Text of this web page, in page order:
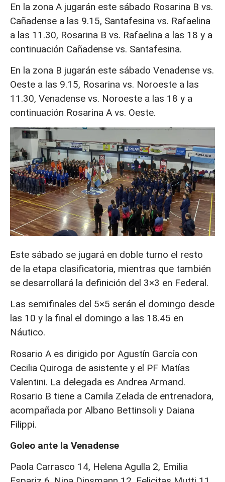
En la zona A jugarán este sábado Rosarina B vs.
Cañadense a las 9.15, Santafesina vs. Rafaelina
a las 11.30, Rosarina B vs. Rafaelina a las 18 y a
continuación Cañadense vs. Santafesina.
En la zona B jugarán este sábado Venadense vs.
Oeste a las 9.15, Rosarina vs. Noroeste a las
11.30, Venadense vs. Noroeste a las 18 y a
continuación Rosarina A vs. Oeste.
Este sábado se jugará en doble turno el resto
de la etapa clasificatoria, mientras que también
se desarrollará la definición del 3×3 en Federal.
Las semifinales del 5×5 serán el domingo desde
las 10 y la final el domingo a las 18.45 en
Náutico.
Rosario A es dirigido por Agustín García con
Cecilia Quiroga de asistente y el PF Matías
Valentini. La delegada es Andrea Armand.
Rosario B tiene a Camila Zelada de entrenadora,
acompañada por Albano Bettinsoli y Daiana
Filippi.
Goleo ante la Venadense
Paola Carrasco 14, Helena Agulla 2, Emilia